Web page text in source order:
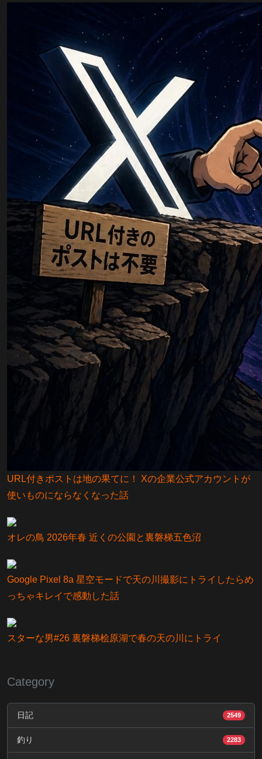
URL付きポストは地の果てに！ Xの企業公式アカウントが
使いものにならなくなった話
オレの鳥 2026年春 近くの公園と裏磐梯五色沼
Google Pixel 8a 星空モードで天の川撮影にトライしたらめ
っちゃキレイで感動した話
スターな男#26 裏磐梯桧原湖で春の天の川にトライ
Category
日記 2549
釣り 2283